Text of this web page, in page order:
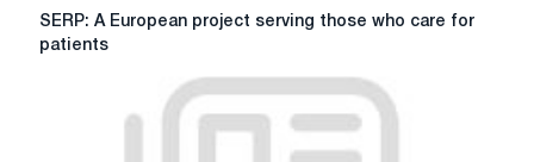
SERP:
SERP: A European project serving those who care for
patients